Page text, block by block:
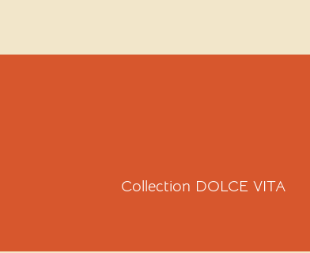
Collection DOLCE VITA